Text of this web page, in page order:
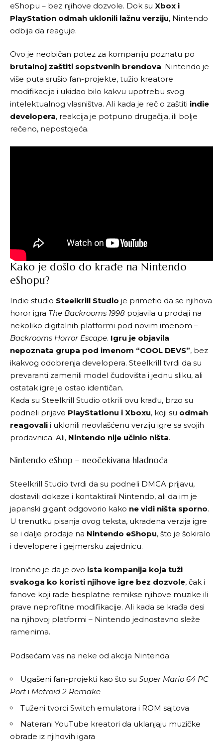
eShopu – bez njihove dozvole. Dok su Xbox i
PlayStation odmah uklonili lažnu verziju, Nintendo
odbija da reaguje.
Ovo je neobičan potez za kompaniju poznatu po
brutalnoj zaštiti sopstvenih brendova. Nintendo je
više puta srušio fan-projekte, tužio kreatore
modifikacija i ukidao bilo kakvu upotrebu svog
intelektualnog vlasništva. Ali kada je reč o zaštiti indie
developera, reakcija je potpuno drugačija, ili bolje
rečeno, nepostojeća.
Kako je došlo do krađe na Nintendo
eShopu?
Indie studio Steelkrill Studio je primetio da se njihova
horor igra The Backrooms 1998 pojavila u prodaji na
nekoliko digitalnih platformi pod novim imenom –
Backrooms Horror Escape. Igru je objavila
nepoznata grupa pod imenom “COOL DEVS”, bez
ikakvog odobrenja developera. Steelkrill tvrdi da su
prevaranti zamenili model čudovišta i jednu sliku, ali
ostatak igre je ostao identičan.
Kada su Steelkrill Studio otkrili ovu krađu, brzo su
podneli prijave PlayStationu i Xboxu, koji su odmah
reagovali i uklonili neovlašćenu verziju igre sa svojih
prodavnica. Ali, Nintendo nije učinio ništa.
Nintendo eShop – neočekivana hladnoća
Steelkrill Studio tvrdi da su podneli DMCA prijavu,
dostavili dokaze i kontaktirali Nintendo, ali da im je
japanski gigant odgovorio kako ne vidi ništa sporno.
U trenutku pisanja ovog teksta, ukradena verzija igre
se i dalje prodaje na Nintendo eShopu, što je šokiralo
i developere i gejmersku zajednicu.
Ironično je da je ovo ista kompanija koja tuži
svakoga ko koristi njihove igre bez dozvole, čak i
fanove koji rade besplatne remikse njihove muzike ili
prave neprofitne modifikacije. Ali kada se krađa desi
na njihovoj platformi – Nintendo jednostavno sleže
ramenima.
Podsećam vas na neke od akcija Nintenda:
Ugašeni fan-projekti kao što su Super Mario 64 PC
Port i Metroid 2 Remake
Tuženi tvorci Switch emulatora i ROM sajtova
Naterani YouTube kreatori da uklanjaju muzičke
obrade iz njihovih igara